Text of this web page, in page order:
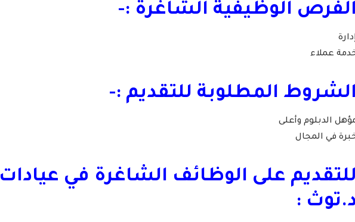
الفرص الوظيفية الشاغرة :-
عملاء
الشروط المطلوبة للتقديم :-
الدبلوم وأعلى
في المجال
للتقديم على الوظائف الشاغرة في عيادات
: